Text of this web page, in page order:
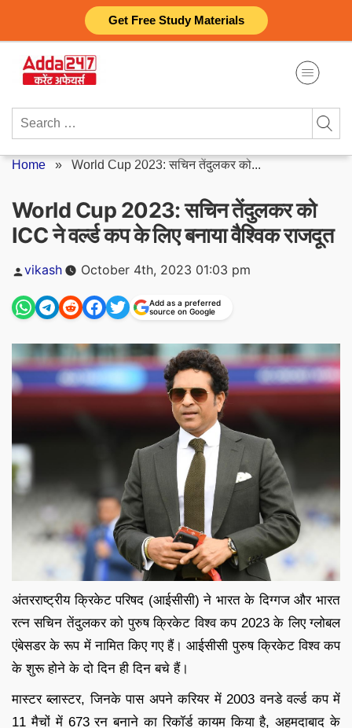
Get Free Study Materials
content
Search
Home » World Cup 2023: सचिन तेंदुलकर को...
World Cup 2023: सचिन तेंदुलकर को
ICC ने वर्ल्ड कप के लिए बनाया वैश्विक राजदूत
Posted
vikash October 4th, 2023 01:03 pm
Add as a preferred
source on Google
अंतरराष्ट्रीय क्रिकेट परिषद (आईसीसी) ने भारत के दिग्गज और भारत
रत्न सचिन तेंदुलकर को पुरुष क्रिकेट विश्व कप 2023 के लिए ग्लोबल
एंबेसडर के रूप में नामित किए गए हैं। आईसीसी पुरुष क्रिकेट विश्व कप
के शुरू होने के दो दिन ही दिन बचे हैं।
मास्टर ब्लास्टर, जिनके पास अपने करियर में 2003 वनडे वर्ल्ड कप में
11 मैचों में 673 रन बनाने का रिकॉर्ड कायम किया है, अहमदाबाद के